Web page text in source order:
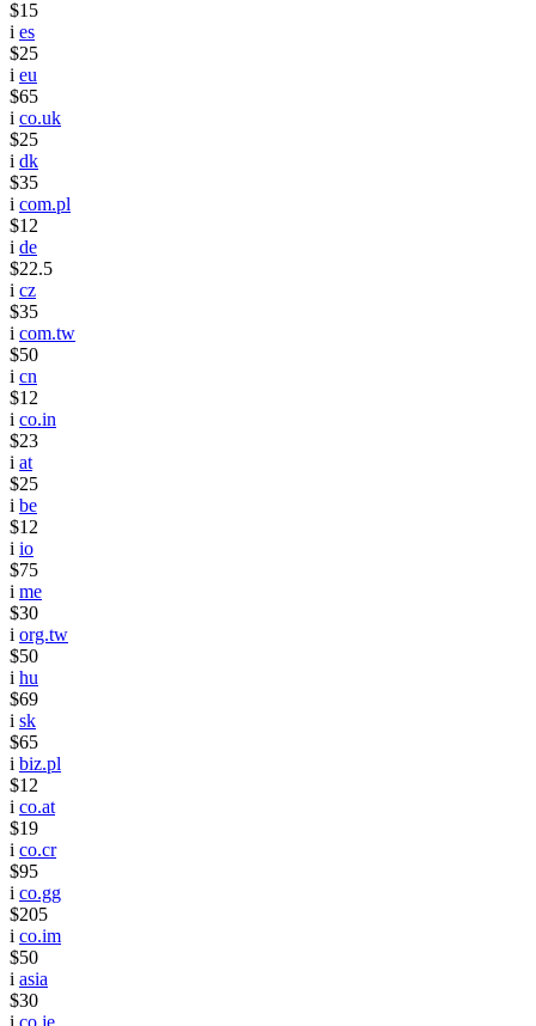
$15
i es
$25
i eu
$65
i co.uk
$25
i dk
$35
i com.pl
$12
i de
$22.5
i cz
$35
i com.tw
$50
i cn
$12
i co.in
$23
i at
$25
i be
$12
i io
$75
i me
$30
i org.tw
$50
i hu
$69
i sk
$65
i biz.pl
$12
i co.at
$19
i co.cr
$95
i co.gg
$205
i co.im
$50
i asia
$30